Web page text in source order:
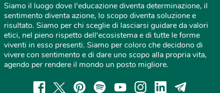
Siamo il luogo dove l'educazione diventa determinazione, il
sentimento diventa azione, lo scopo diventa soluzione e
risultato. Siamo per chi sceglie di lasciarsi guidare da valori
etici, nel pieno rispetto dell'ecosistema e di tutte le forme
viventi in esso presenti. Siamo per coloro che decidono di
vivere con sentimento e di dare uno scopo alla propria vita,
agendo per rendere il mondo un posto migliore.